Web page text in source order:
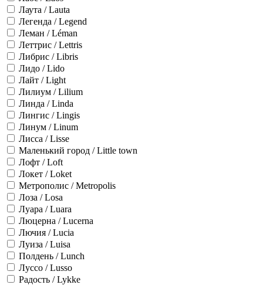
Лаута / Lauta
Легенда / Legend
Леман / Léman
Леттрис / Lettris
Либрис / Libris
Лидо / Lido
Лайт / Light
Лилиум / Lilium
Линда / Linda
Лингис / Lingis
Линум / Linum
Лисса / Lisse
Маленький город / Little town
Лофт / Loft
Локет / Loket
Метрополис / Metropolis
Лоза / Losa
Луара / Luara
Люцерна / Lucerna
Лючия / Lucia
Луиза / Luisa
Полдень / Lunch
Луссо / Lusso
Радость / Lykke